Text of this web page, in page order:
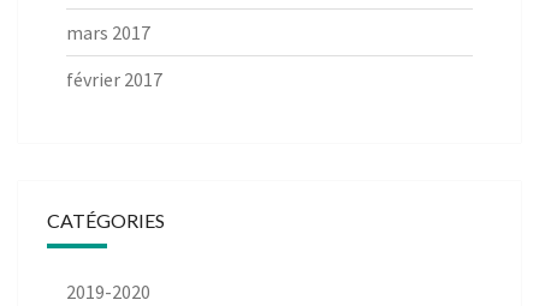
mars 2017
février 2017
CATÉGORIES
2019-2020